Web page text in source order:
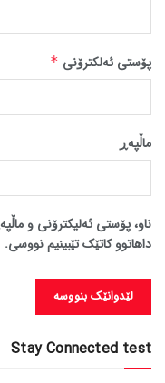
پۆستی ئەلکترۆنی *
ماڵپه‌ڕ
ناو، پۆستی ئەلیکترۆنی و
داهاتوو کاتێک تێبینیم نووسی.
Stay Connected test